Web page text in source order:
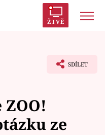
ŽIVĚ
SDÍLET
ZOO!
ze